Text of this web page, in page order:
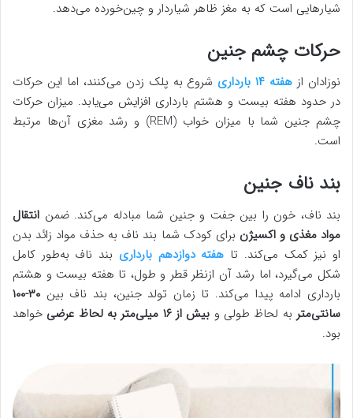
شیارهایی است که به مغز ظاهر شیاردار و چین‌خورده می‌دهد.
حرکات چشم جنین
نوزادان از هفته ۱۴ بارداری
شروع به پلک زدن می‌کنند، اما این حرکات
در حدود هفته بیست و هشتم بارداری افزایش می‌یابد. میزان حرکات
چشم جنین شما با میزان خواب (REM) و رشد مغزی آن‌ها مرتبط
است.
بند ناف جنین
بند ناف، خون را بین جفت و جنین شما مبادله می‌کند. ضمن انتقال
مواد مغذی و اکسیژن برای کودک شما بند ناف به حذف مواد زائد بدن
او نیز کمک می‌کند. تا هفته دوازدهم بارداری بند ناف به‌طور کامل
شکل می‌گیرد، اما رشد آن ازنظر قطر و طول، تا هفته بیست و هشتم
بارداری ادامه پیدا می‌کند. تا زمان تولد جنین، بند ناف بین
۳۰-۱۰۰
سانتی‌متربه لحاظ طولی و بیش از ۱۶ میلی‌متر به لحاظ عرضی
خواهد
بود.